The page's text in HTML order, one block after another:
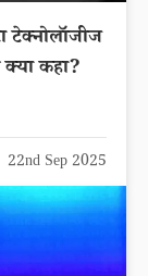
टेक्नोलॉजीज
कहा?
22nd Sep 2025